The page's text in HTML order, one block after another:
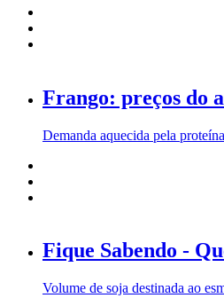
Frango: preços do
Demanda aquecida pela
Fique Sabendo -
Volume de soja destinada ao